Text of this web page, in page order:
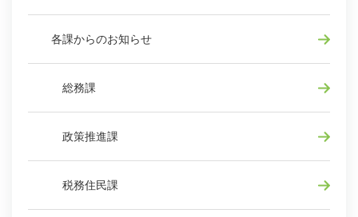
各課からのお知らせ
総務課
政策推進課
税務住民課